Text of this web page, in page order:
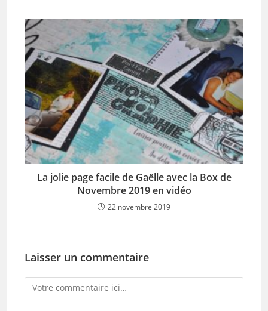
La jolie page facile de Gaëlle avec la Box de
Novembre 2019 en vidéo
22 novembre 2019
Laisser un commentaire
Comment